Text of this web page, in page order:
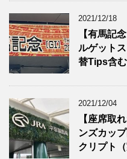
2021/12/18
【有馬記
ルゲット
替Tips含む
2021/12/04
【座席取
ンズカッ
クリプト